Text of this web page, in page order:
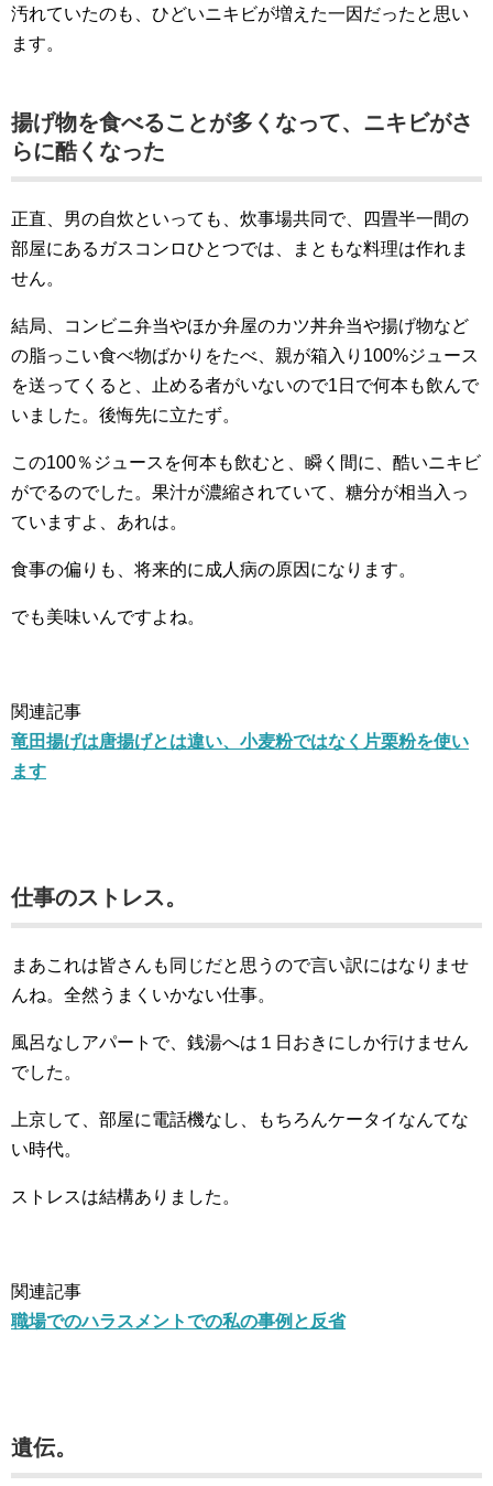
汚れていたのも、ひどいニキビが増えた一因だったと思い
ます。
揚げ物を食べることが多くなって、ニキビがさ
らに酷くなった
正直、男の自炊といっても、炊事場共同で、四畳半一間の
部屋にあるガスコンロひとつでは、まともな料理は作れま
せん。
結局、コンビニ弁当やほか弁屋のカツ丼弁当や揚げ物など
の脂っこい食べ物ばかりをたべ、親が箱入り100%ジュース
を送ってくると、止める者がいないので1日で何本も飲んで
いました。後悔先に立たず。
この100％ジュースを何本も飲むと、瞬く間に、酷いニキビ
がでるのでした。果汁が濃縮されていて、糖分が相当入っ
ていますよ、あれは。
食事の偏りも、将来的に成人病の原因になります。
でも美味いんですよね。
関連記事
竜田揚げは唐揚げとは違い、小麦粉ではなく片栗粉を使い
ます
仕事のストレス。
まあこれは皆さんも同じだと思うので言い訳にはなりませ
んね。全然うまくいかない仕事。
風呂なしアパートで、銭湯へは１日おきにしか行けません
でした。
上京して、部屋に電話機なし、もちろんケータイなんてな
い時代。
ストレスは結構ありました。
関連記事
職場でのハラスメントでの私の事例と反省
遺伝。